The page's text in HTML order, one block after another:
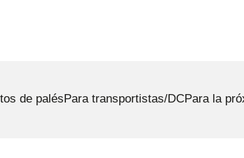
de palésPara transportistas/DCPara la